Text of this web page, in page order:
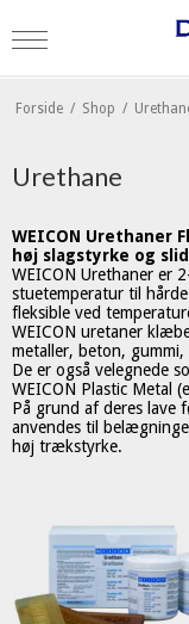
Forside / Shop /
Urethane
WEICON Urethaner
høj slagstyrke og
WEICON Urethaner er
stuetemperatur til
fleksible ved
WEICON uretaner
metaller, beton,
De er også velegnede
WEICON Plastic Metal
På grund af deres lave
anvendes til
høj trækstyrke.